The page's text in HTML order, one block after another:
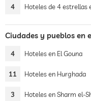
4 Hoteles de 4 estrellas
Ciudades y pueblos en
4 Hoteles en El Gouna
11 Hoteles en Hurghada
3 Hoteles en Sharm el-